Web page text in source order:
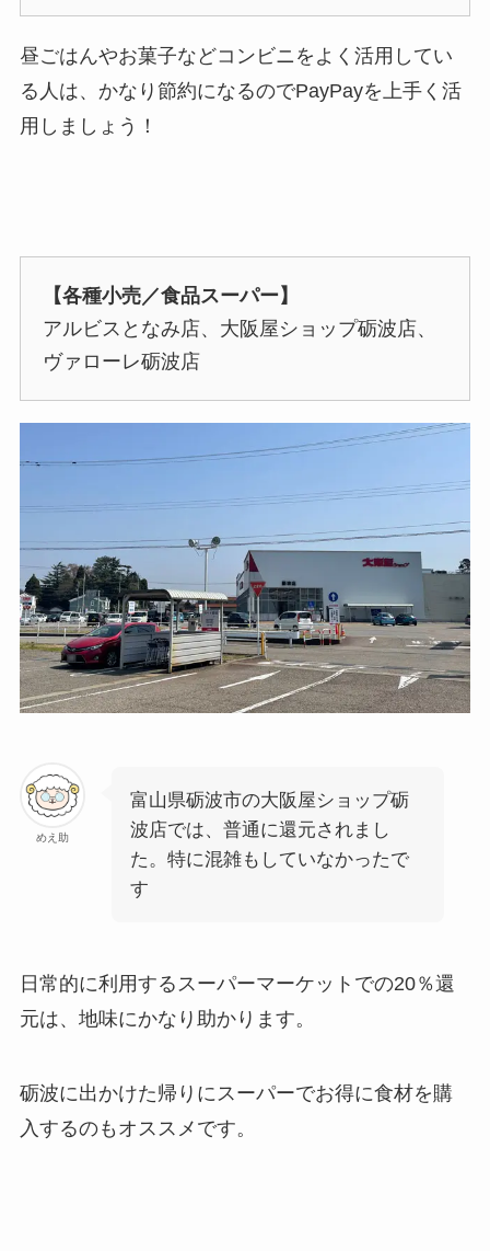
昼ごはんやお菓子などコンビニをよく活用してい
る人は、かなり節約になるのでPayPayを上手く活
用しましょう！
【各種小売／食品スーパー】
アルビスとなみ店、大阪屋ショップ砺波店、
ヴァローレ砺波店
めえ助
富山県砺波市の大阪屋ショップ砺
波店では、普通に還元されまし
た。特に混雑もしていなかったで
す
日常的に利用するスーパーマーケットでの20％還
元は、地味にかなり助かります。
砺波に出かけた帰りにスーパーでお得に食材を購
入するのもオススメです。